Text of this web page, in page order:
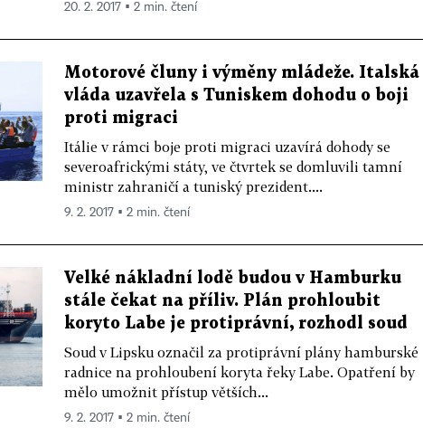
20. 2. 2017 ▪ 2 min. čtení
Motorové čluny i výměny mládeže. Italská
vláda uzavřela s Tuniskem dohodu o boji
proti migraci
Itálie v rámci boje proti migraci uzavírá dohody se
severoafrickými státy, ve čtvrtek se domluvili tamní
ministr zahraničí a tuniský prezident....
9. 2. 2017 ▪ 2 min. čtení
Velké nákladní lodě budou v Hamburku
stále čekat na příliv. Plán prohloubit
koryto Labe je protiprávní, rozhodl soud
Soud v Lipsku označil za protiprávní plány hamburské
radnice na prohloubení koryta řeky Labe. Opatření by
mělo umožnit přístup větších...
9. 2. 2017 ▪ 2 min. čtení